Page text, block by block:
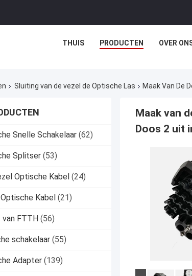
THUIS PRODUCTEN OVER
Sluiting van de vezel de Optische Las Maak Van De
Snelle Schakelaar (62)
Splitser (53)
Optische Kabel (24)
Kabel (21)
van FTTH (56)
schakelaar (55)
Adapter (139)
Maak van
Doos 2 uit